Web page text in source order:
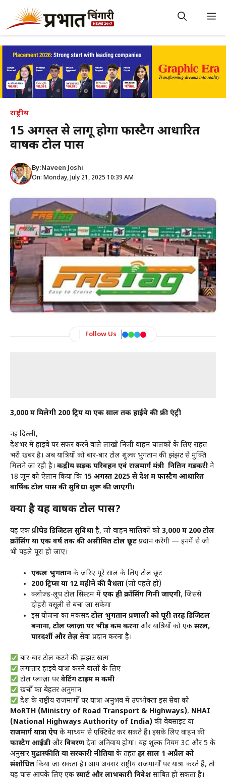
content
राष्ट्रीय
15 अगस्त से लागू होगा फास्टैग आधारित
वार्षिक टोल पास
By:Naveen Joshi
On: Monday, July 21, 2025 10:39 AM
Follow Us
₹3,000 में मिलेगी 200 ट्रिप या एक साल तक हाईवे की फ्री एंट्री
नई दिल्ली,
देशभर में हाईवे पर सफर करने वाले लाखों निजी वाहन चालकों के लिए राहत
भरी खबर है। अब यात्रियों को बार-बार टोल शुल्क भुगतान की झंझट से मुक्ति
मिलने जा रही है। केंद्रीय सड़क परिवहन एवं राजमार्ग मंत्री नितिन गडकरी ने
18 जून को ऐलान किया कि 15 अगस्त 2025 से देश में फास्टैग आधारित
वार्षिक टोल पास की सुविधा शुरू की जाएगी।
क्या है यह वार्षिक टोल पास?
यह एक प्रीपेड डिजिटल सुविधा है, जो वाहन मालिकों को ₹3,000 में 200 टोल
क्रॉसिंग या एक वर्ष तक की असीमित टोल छूट प्रदान करेगी — इनमें से जो
भी पहले पूरा हो जाए।
एकल भुगतान के ज़रिए पूरे साल के लिए टोल छूट
200 ट्रिप्स या 12 महीने की वैधता (जो पहले हो)
क्लोज्ड-लूप टोल सिस्टम में एक ही क्रॉसिंग गिनी जाएगी, जिससे
दोहरी वसूली से बचा जा सकेगा
इस योजना का मकसद टोल भुगतान प्रणाली को पूरी तरह डिजिटल
बनाना, टोल प्लाज़ा पर भीड़ कम करना और यात्रियों को एक सरल,
पारदर्शी और तेज़ सेवा प्रदान करना है।
बार-बार टोल कटने की झंझट खत्म
लगातार हाईवे यात्रा करने वालों के लिए
टोल प्लाज़ा पर वेटिंग टाइम में कमी
खर्चों का बेहतर अनुमान
देश के राष्ट्रीय राजमार्गों पर यात्रा अनुभव में उपभोक्ता इस सेवा को
MoRTH (Ministry of Road Transport & Highways), NHAI
(National Highways Authority of India) की वेबसाइट या
राजमार्ग यात्रा ऐप के माध्यम से एक्टिवेट कर सकते हैं। इसके लिए वाहन की
फास्टैग आईडी और विवरण देना अनिवार्य होगा। यह शुल्क नियम 3C और 5 के
अनुसार मुद्रास्फीति या सरकारी नीतियों के तहत हर साल 1 अप्रैल को
संशोधित किया जा सकता है। आप अक्सर राष्ट्रीय राजमार्गों पर यात्रा करते हैं, तो
यह पास आपके लिए एक स्मार्ट और लाभकारी निवेश साबित हो सकता है।